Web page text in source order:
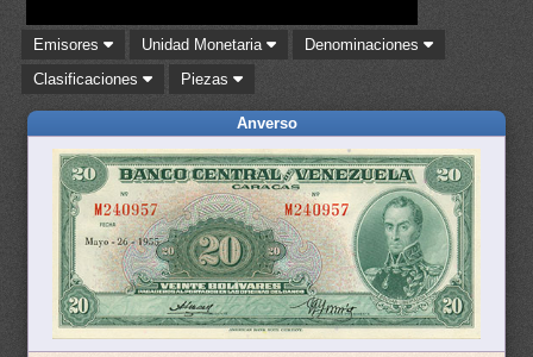
Emisores Unidad Monetaria
Denominaciones
Clasificaciones
Piezas
Anverso